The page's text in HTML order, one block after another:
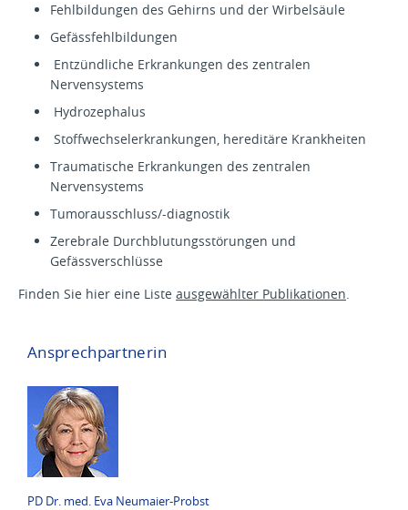
Fehlbildungen des Gehirns und der Wirbelsäule
Gefässfehlbildungen
Entzündliche Erkrankungen des zentralen
Nervensystems
Hydrozephalus
Stoffwechselerkrankungen, hereditäre Krankheiten
Traumatische Erkrankungen des zentralen
Nervensystems
Tumorausschluss/-diagnostik
Zerebrale Durchblutungsstörungen und
Gefässverschlüsse
Finden Sie hier eine Liste ausgewählter Publikationen.
Ansprechpartnerin
PD Dr. med. Eva Neumaier-Probst